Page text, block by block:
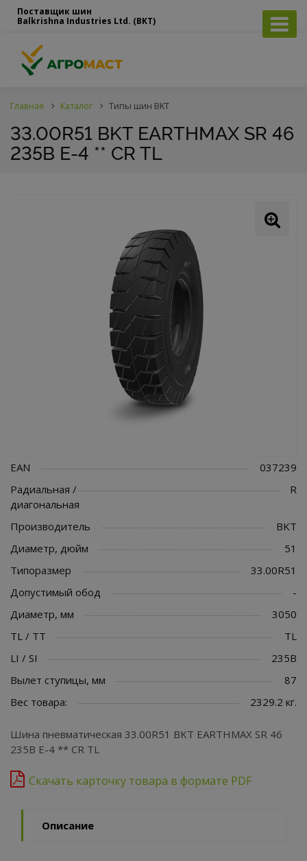
Поставщик шин
Balkrishna Industries Ltd. (BKT)
Главная Каталог Типы шин BKT
33.00R51 BKT EARTHMAX SR 46
235B E-4 ** CR TL
EAN
037239
Радиальная /
диагональная
R
Производитель
BKT
Диаметр, дюйм
51
Типоразмер
33.00R51
Допустимый обод
-
Диаметр, мм
3050
TL / TT
TL
LI / SI
235B
Вылет ступицы, мм
87
Вес товара:
2329.2 кг.
Шина пневматическая 33.00R51 BKT EARTHMAX SR 46
235B E-4 ** CR TL
Скачать карточку товара в формате PDF
Описание